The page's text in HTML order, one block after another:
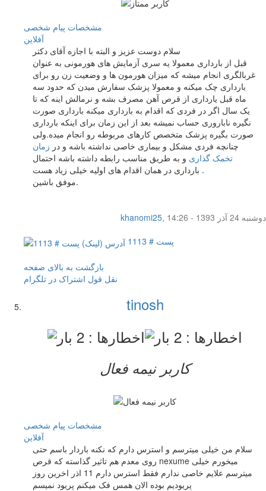
مشخصات پیام شخصی
آفلاين
سلام دوست عزیز و البته با اجازه آقای دکتر
قبل از بارداری معمولا یه سری آزمایش های هورمونی به عنوان
غربالگری انجام میشه که میزان هورمون ها و وضعیت زن رو برای
بارداری چک میکنه و معمولا پزشک سفارش میدن که حدود سه
ماه قبل یارداری از قرص آهن مصرف بشه و نرمالش اینه که تا
یک سال اگر در فردی که اقدام به بارداری میکنه بارداری صورت
نگیره ناباروری حساب نمیشه بعد از این زمان برای اینکه بارداری
صورت بگیره پزشک متخصص کارهای مربوطه رو انجام میده.ولی
چنانچه فردی مشکل و بیماری خاصی نداشته باشه و در زمان
تخمک گذاری و به طریق مناسب رابطه داشته باشه احتمال
بارداری در همان اقدام های اولیه خیلی زیاد هست .
موفق باشین.
khanomi25,
دوشنبه 24 آذر 1393 - 14:26
پست # 1113
بازگشت به بالای صفحه
نقل قول اشتراک در تلگرام
tinosh
کاربر نيمه فعال
مشخصات پیام شخصی
آفلاين
سلام من خیلی میترسم و استرس دارم که نکنه باردار باسم حتی
روی معدم هم تاثیر گذاسته که قرص nexume میخورم خیلی
میترسم علایم خاصی ندارم فقط استرس دارم 11 اذر اخرین روز
پریودیم بوده الان همس فک میکنم پریود نمیسم